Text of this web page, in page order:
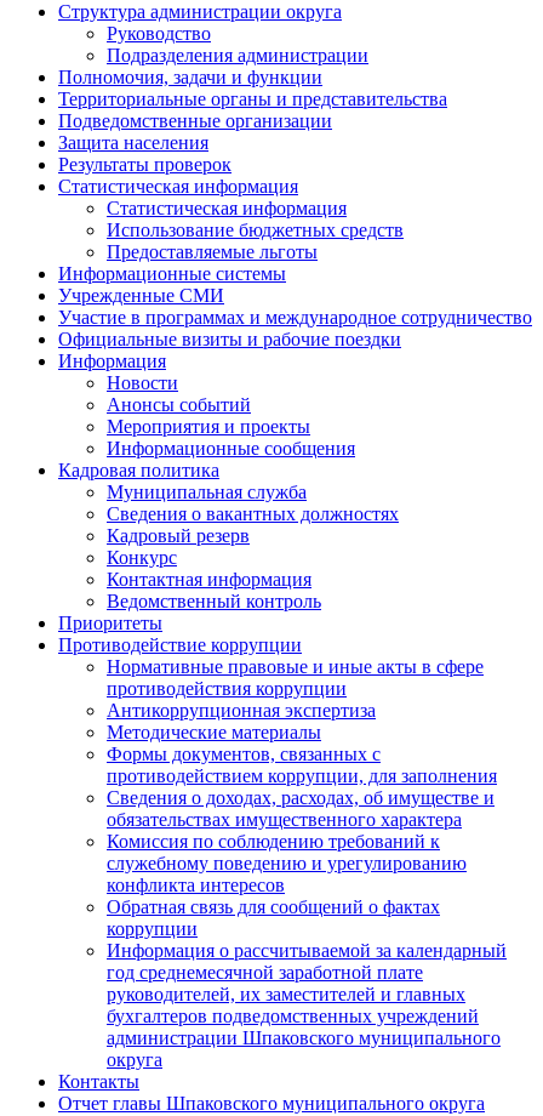
Структура администрации округа
Руководство
Подразделения администрации
Полномочия, задачи и функции
Территориальные органы и представительства
Подведомственные организации
Защита населения
Результаты проверок
Статистическая информация
Статистическая информация
Использование бюджетных средств
Предоставляемые льготы
Информационные системы
Учрежденные СМИ
Участие в программах и международное сотрудничество
Официальные визиты и рабочие поездки
Информация
Новости
Анонсы событий
Мероприятия и проекты
Информационные сообщения
Кадровая политика
Муниципальная служба
Сведения о вакантных должностях
Кадровый резерв
Конкурс
Контактная информация
Ведомственный контроль
Приоритеты
Противодействие коррупции
Нормативные правовые и иные акты в сфере
противодействия коррупции
Антикоррупционная экспертиза
Методические материалы
Формы документов, связанных с
противодействием коррупции, для заполнения
Сведения о доходах, расходах, об имуществе и
обязательствах имущественного характера
Комиссия по соблюдению требований к
служебному поведению и урегулированию
конфликта интересов
Обратная связь для сообщений о фактах
коррупции
Информация о рассчитываемой за календарный
год среднемесячной заработной плате
руководителей, их заместителей и главных
бухгалтеров подведомственных учреждений
администрации Шпаковского муниципального
округа
Контакты
Отчет главы Шпаковского муниципального округа